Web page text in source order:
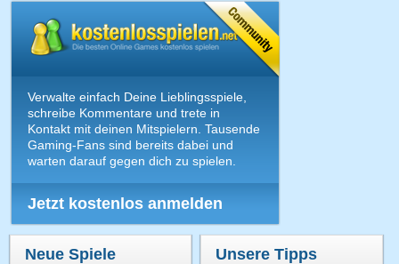
Verwalte einfach Deine Lieblingsspiele,
schreibe Kommentare und trete in
Kontakt mit deinen Mitspielern. Tausende
Gaming-Fans sind bereits dabei und
warten darauf gegen dich zu spielen.
Jetzt kostenlos anmelden
Neue Spiele Unsere Tipps